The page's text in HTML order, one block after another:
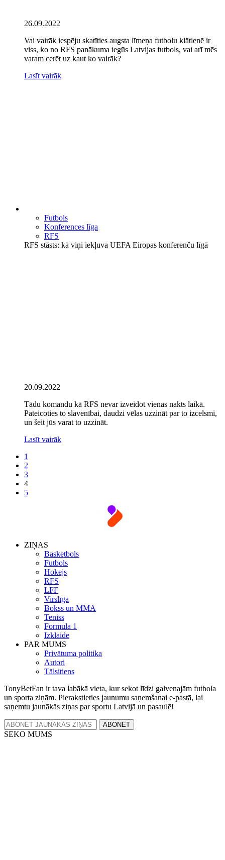
26.09.2022
Vai vairāk iespēju skatīties augsta līmeņa futbolu klātienē ir
viss, ko no RFS panākuma iegūs Latvijas futbols, vai arī mēs
varam cerēt uz kaut ko vairāk?
Lasīt vairāk
Futbols
Konferences līga
RFS
RFS stāsts: kā viņi iekļuva UEFA Eiropas konferenču līgā
20.09.2022
Tādu komandu kā RFS nevar izveidot vienas nakts laikā.
Pateicoties to slavenībai, daudzi vēlas uzzināt par to izcelsmi,
un šeit jūs varat to uzzināt.
Lasīt vairāk
1
2
3
4
5
ZIŅAS
Basketbols
Futbols
Hokejs
RFS
LFF
Virslīga
Bokss un MMA
Teniss
Formula 1
Izklaide
PAR MUMS
Privātuma politika
Autori
Tālsitiens
TonyBetFan ir tava labākā vieta, kur sekot līdzi galvenajām futbola
un sporta ziņām. Pierakstieties jaunumu saņemšanai e-pastā, lai
saņemtu jaunākās ziņas par sportu Latvijā un pasaulē!
ABONĒT
SEKO MUMS